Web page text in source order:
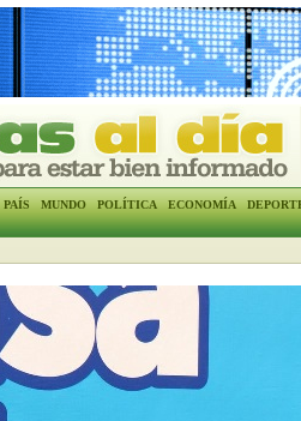
PAÍS MUNDO POLÍTICA ECONOMÍA